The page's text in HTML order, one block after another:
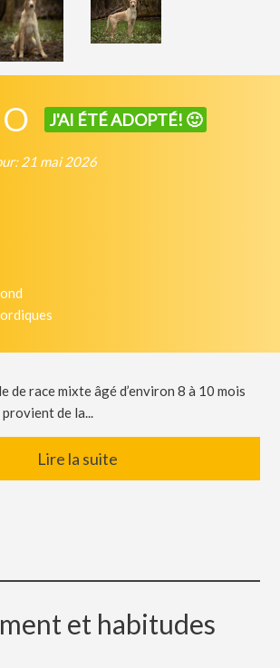
J'AI ÉTÉ ADOPTÉ! 🙂
21 mai 2026
de race mixte âgé d’environ 8 à 10 mois
de la...
Lire la suite
et habitudes